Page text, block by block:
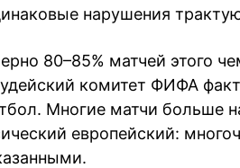
нарушения
80–85% матчей этого
комитет ФИФА
Многие матчи больше
европейский: